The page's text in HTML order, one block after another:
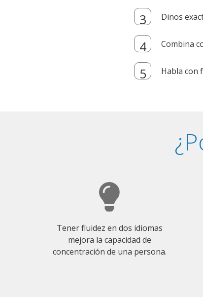
Dinos
Combina
Habla con
Tener fluidez en dos idiomas
mejora la capacidad de
concentración de una persona.